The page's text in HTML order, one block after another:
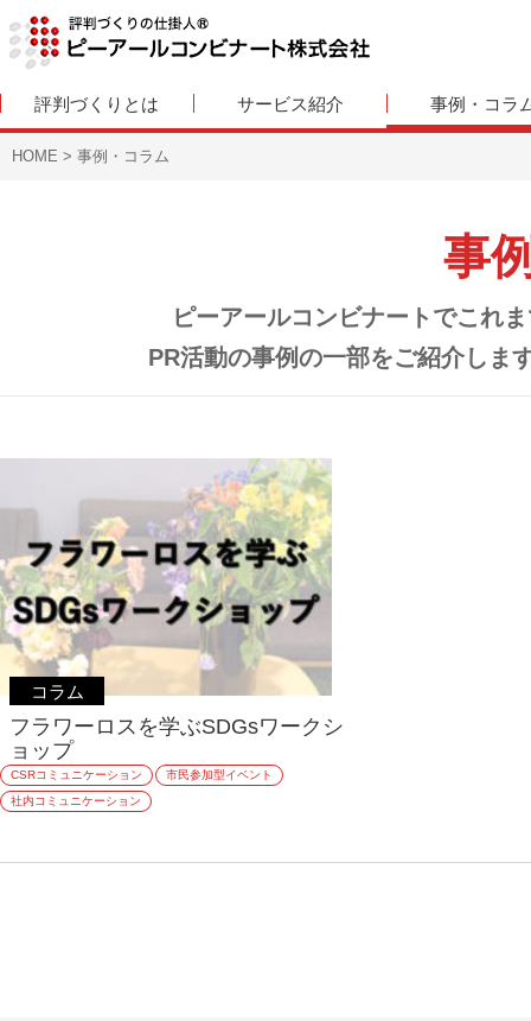
評判づくりとは サービス紹介 事例・コラ
HOME > 事例・コラム
事
ピーアールコンビナートでこれ
PR活動の事例の一部をご紹介しま
コラム
フラワーロスを学ぶSDGsワークシ
ョップ
CSRコミュニケーション
市民参加型イベント
社内コミュニケーション